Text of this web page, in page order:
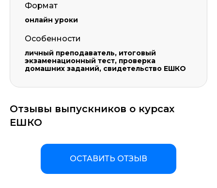
Формат
онлайн уроки
Особенности
личный преподаватель, итоговый
экзаменационный тест, проверка
домашних заданий, свидетельство ЕШКО
Отзывы выпускников о курсах
ЕШКО
ОСТАВИТЬ ОТЗЫВ